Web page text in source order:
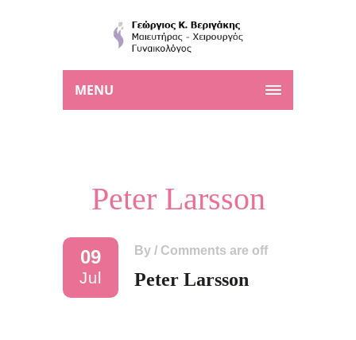
MENU
Peter Larsson
09
Jul
By / Comments are off
Peter Larsson